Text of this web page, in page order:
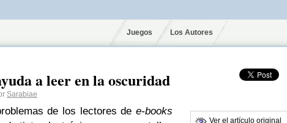
Juegos Los Autores
a leer en la oscuridad
Sarabiae
de los lectores de e-books
Ver el artículo original